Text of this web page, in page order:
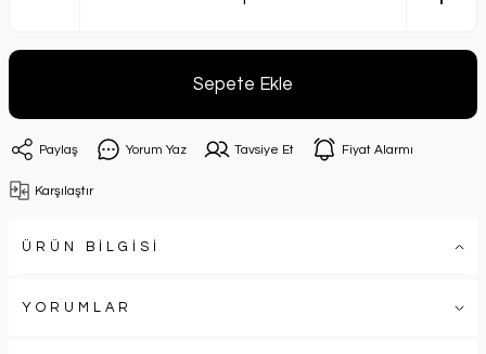
Sepete Ekle
Paylaş Yorum Yaz Tavsiye Et Fiyat Alarmı
Karşılaştır
ÜRÜN BİLGİSİ
YORUMLAR